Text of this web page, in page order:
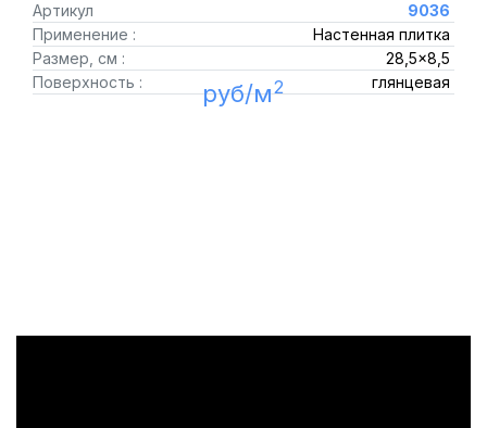
Артикул
9036
Применение :
Настенная плитка
Размер, см :
28,5x8,5
Поверхность :
глянцевая
руб/м2